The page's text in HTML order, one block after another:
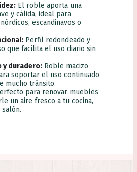
El roble aporta una
y cálida, ideal para
escandinavos o
Perfil redondeado y
que facilita el uso diario sin
y duradero: Roble macizo
soportar el uso continuado
mucho tránsito.
para renovar muebles
un aire fresco a tu cocina,